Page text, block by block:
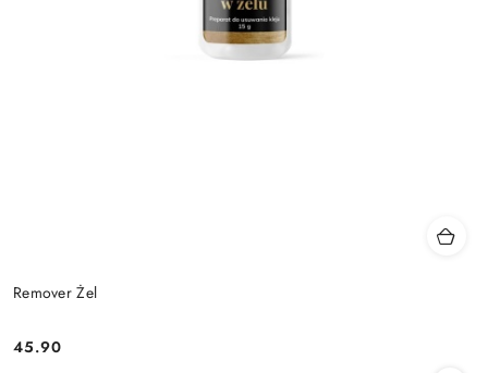
Remover Żel
Cena:
45.90